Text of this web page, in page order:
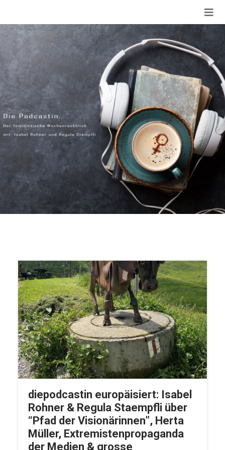
diepodcastin europäisiert: Isabel
Rohner & Regula Staempfli über
“Pfad der Visionärinnen”, Herta
Müller, Extremistenpropaganda
der Medien & grosse